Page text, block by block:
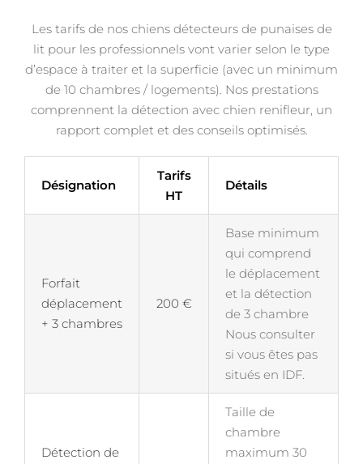
Les tarifs de nos chiens détecteurs de punaises de
lit pour les professionnels vont varier selon le type
d’espace à traiter et la superficie (avec un minimum
de 10 chambres / logements). Nos prestations
comprennent la détection avec chien renifleur, un
rapport complet et des conseils optimisés.
Désignation
Tarifs
HT
Détails
Forfait
déplacement
+ 3 chambres
200 €
Base minimum
qui comprend
le déplacement
et la détection
de 3 chambre
Nous consulter
si vous êtes pas
situés en IDF.
Détection de
Taille de
chambre
maximum 30